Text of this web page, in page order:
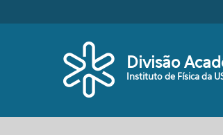
Divisão
Instituto de Física da